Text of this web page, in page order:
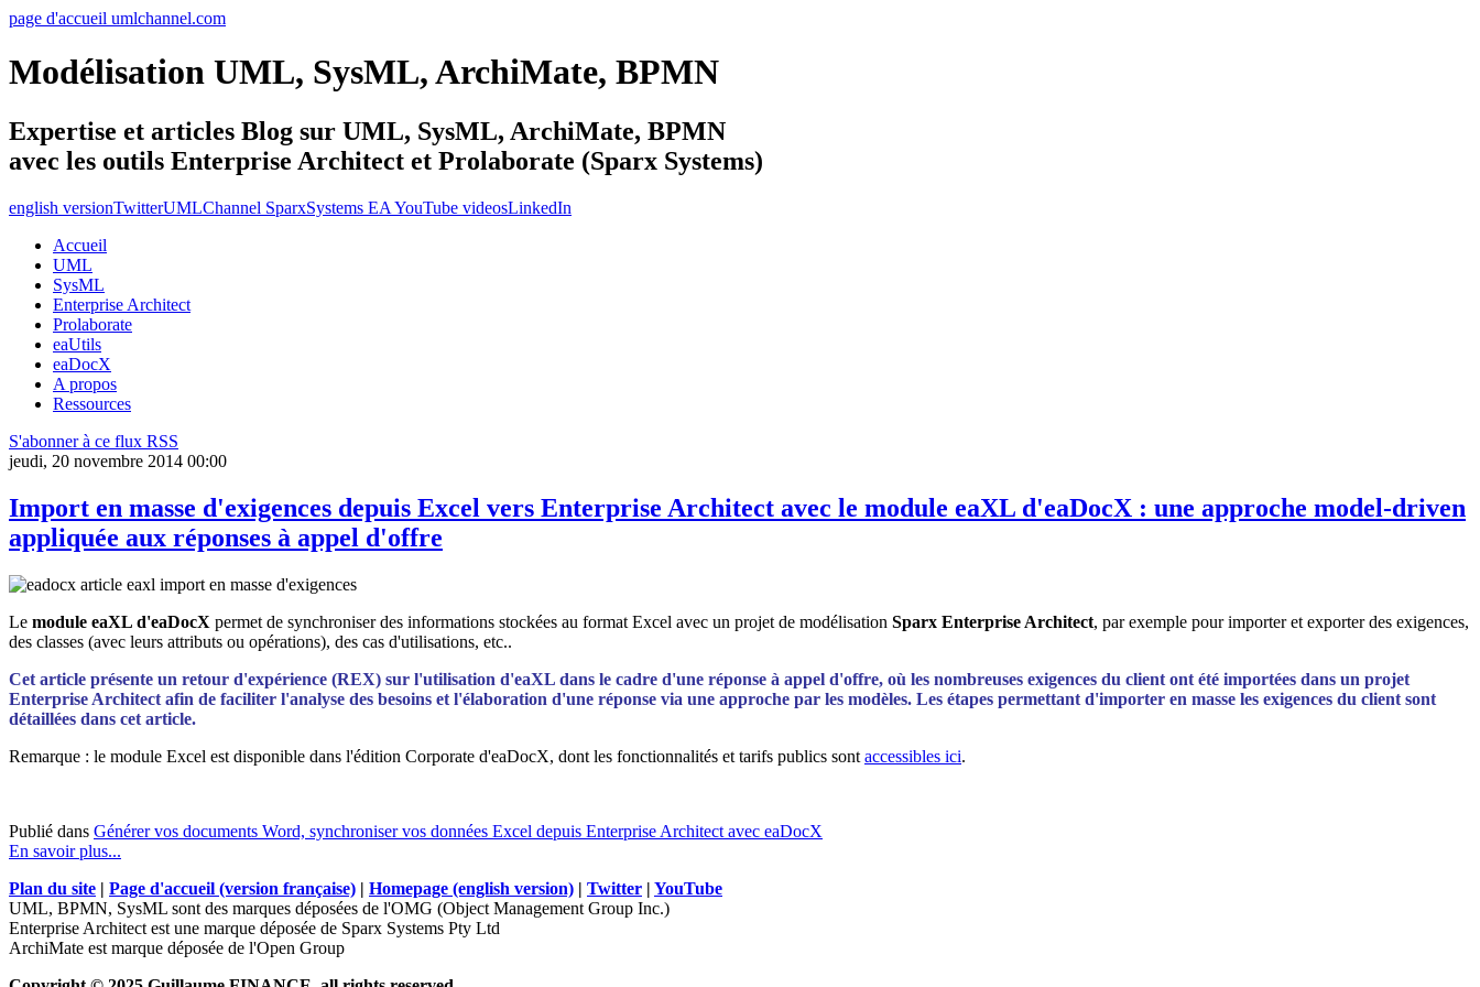
page d'accueil umlchannel.com
Modélisation UML, SysML, ArchiMate, BPMN
Expertise et articles Blog sur UML, SysML, ArchiMate, BPMN
avec les outils Enterprise Architect et Prolaborate (Sparx Systems)
english versionTwitterUMLChannel SparxSystems EA YouTube videosLinkedIn
Accueil
UML
SysML
Enterprise Architect
Prolaborate
eaUtils
eaDocX
A propos
Ressources
S'abonner à ce flux RSS
jeudi, 20 novembre 2014 00:00
Import en masse d'exigences depuis Excel vers Enterprise Architect avec le module eaXL d'eaDocX : une approche model-driven
appliquée aux réponses à appel d'offre
Le module eaXL d'eaDocX permet de synchroniser des informations stockées au format Excel avec un projet de modélisation Sparx Enterprise Architect, par exemple pour importer et exporter des exigences,
des classes (avec leurs attributs ou opérations), des cas d'utilisations, etc..
Cet article présente un retour d'expérience (REX) sur l'utilisation d'eaXL dans le cadre d'une réponse à appel d'offre, où les nombreuses exigences du client ont été importées dans un projet
Enterprise Architect afin de faciliter l'analyse des besoins et l'élaboration d'une réponse via une approche par les modèles. Les étapes permettant d'importer en masse les exigences du client sont
détaillées dans cet article.
Remarque : le module Excel est disponible dans l'édition Corporate d'eaDocX, dont les fonctionnalités et tarifs publics sont accessibles ici.
Publié dans Générer vos documents Word, synchroniser vos données Excel depuis Enterprise Architect avec eaDocX
En savoir plus...
Plan du site | Page d'accueil (version française) | Homepage (english version) | Twitter | YouTube
UML, BPMN, SysML sont des marques déposées de l'OMG (Object Management Group Inc.)
Enterprise Architect est une marque déposée de Sparx Systems Pty Ltd
ArchiMate est marque déposée de l'Open Group